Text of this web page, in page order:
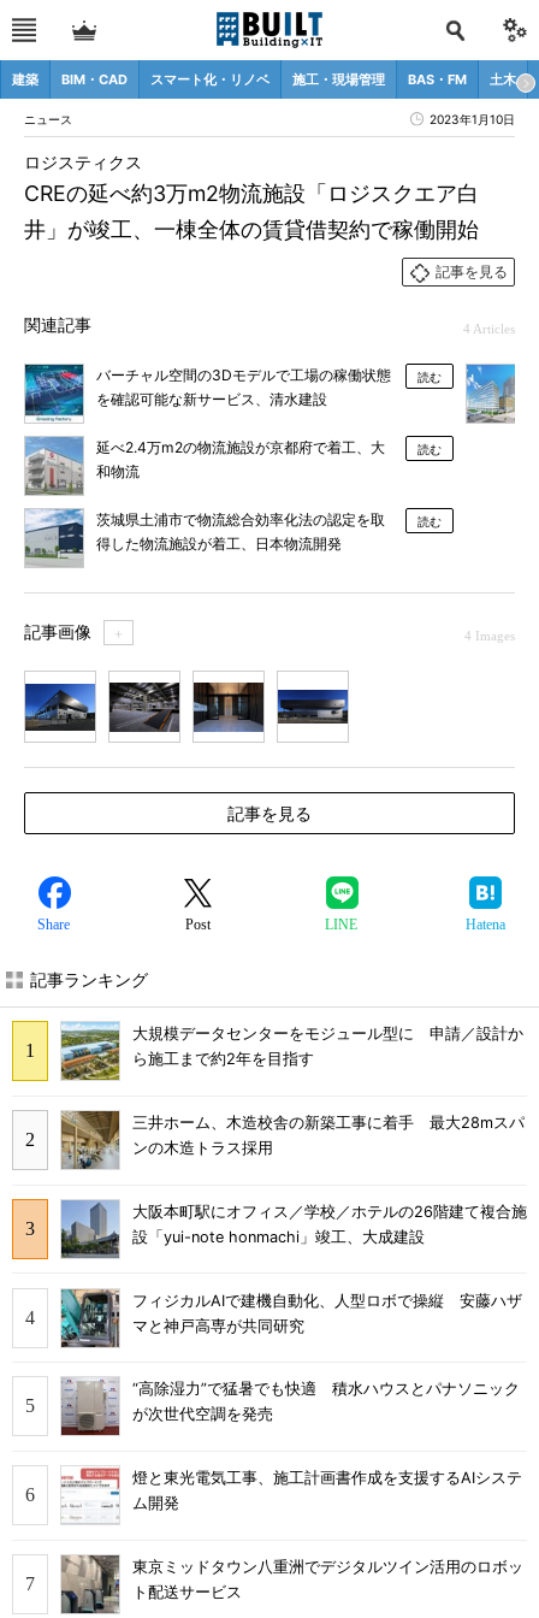
建築 BIM・CAD スマート化・リノベ 施工・現場管理 BAS・FM 土木
ニュース 2023年1月10日
CREの延べ約3万m2物流施設「ロジスクエア白
井」が竣工、一棟全体の賃貸借契約で稼働開始
ロジスティクス
記事を見る
関連記事 4 Articles
バーチャル空間の3Dモデルで工場の稼働状態
を確認可能な新サービス、清水建設
読む
延べ2.4万m2の物流施設が京都府で着工、大
和物流
読む
茨城県土浦市で物流総合効率化法の認定を取
得した物流施設が着工、日本物流開発
読む
記事画像 ＋ 4 Images
記事を見る
Share Post LINE Hatena
記事ランキング
大規模データセンターをモジュール型に 申請／設計か
ら施工まで約2年を目指す
三井ホーム、木造校舎の新築工事に着手 最大28mスパ
ンの木造トラス採用
大阪本町駅にオフィス／学校／ホテルの26階建て複合施
設「yui-note honmachi」竣工、大成建設
フィジカルAIで建機自動化、人型ロボで操縦 安藤ハザ
マと神戸高専が共同研究
“高除湿力”で猛暑でも快適 積水ハウスとパナソニック
が次世代空調を発売
燈と東光電気工事、施工計画書作成を支援するAIシステ
ム開発
東京ミッドタウン八重洲でデジタルツイン活用のロボッ
ト配送サービス